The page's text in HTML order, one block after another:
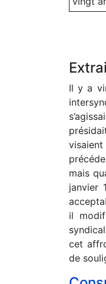
Il y a
mais
janvier
il
cet
de